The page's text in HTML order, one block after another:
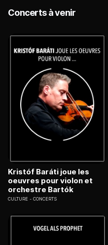
Concerts à venir
Kristóf Baráti joue les
oeuvres pour violon et
orchestre Bartók
CULTURE CONCERTS